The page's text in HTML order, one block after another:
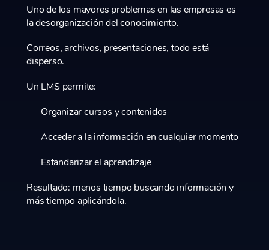
Uno de los mayores problemas en las empresas es
la desorganización del conocimiento.
Correos, archivos, presentaciones, todo está
disperso.
Un LMS permite:
Organizar cursos y contenidos
Acceder a la información en cualquier momento
Estandarizar el aprendizaje
Resultado: menos tiempo buscando información y
más tiempo aplicándola.